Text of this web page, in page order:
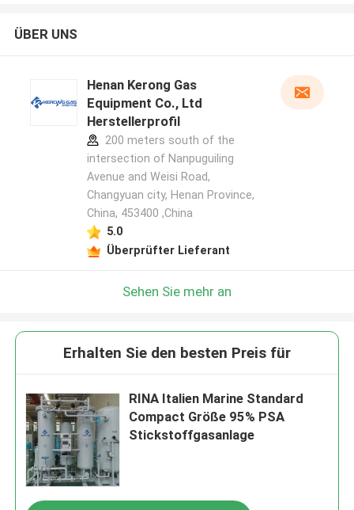
ÜBER UNS
Henan Kerong Gas
Equipment Co., Ltd
Herstellerprofil
200 meters south of the
intersection of Nanpuguiling
Avenue and Weisi Road,
Changyuan city, Henan Province,
China, 453400 ,China
5.0
Überprüfter Lieferant
Sehen Sie mehr an
Erhalten Sie den besten Preis für
RINA Italien Marine Standard
Compact Größe 95% PSA
Stickstoffgasanlage